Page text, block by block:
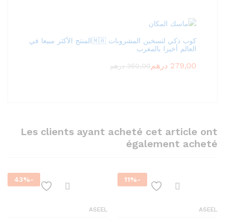
كوب ذكي لتسخين المشروبات 🇲🇦المنتج الأكثر مبيعا في
العالم أخيرا بالمغرب
279,00 درهم350,00 درهم
Les clients ayant acheté cet article ont
également acheté
-
11%
ASEEL
-
43%
ASEEL